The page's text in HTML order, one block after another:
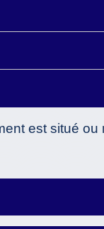
est situé ou